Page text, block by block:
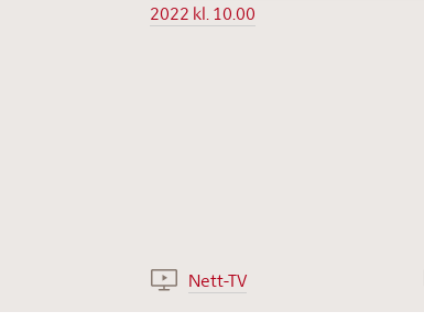
2022 kl. 10.00
Nett-TV